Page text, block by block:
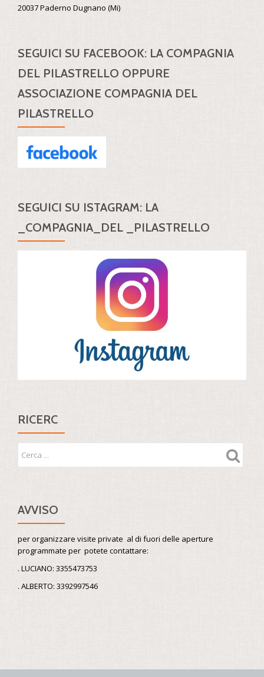
20037 Paderno Dugnano (Mi)
SEGUICI SU FACEBOOK: LA COMPAGNIA
DEL PILASTRELLO OPPURE
ASSOCIAZIONE COMPAGNIA DEL
PILASTRELLO
SEGUICI SU ISTAGRAM: LA
_COMPAGNIA_DEL _PILASTRELLO
RICERC
AVVISO
per organizzare visite private al di fuori delle aperture
programmate per potete contattare:
. LUCIANO: 3355473753
. ALBERTO: 3392997546